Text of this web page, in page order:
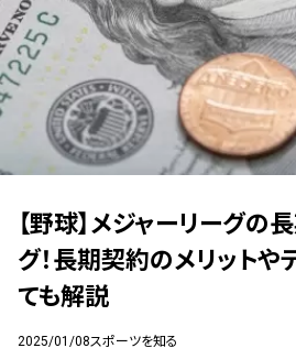
【野球】メジャーリーグの
グ！長期契約のメリットや
ても解説
2025/01/08スポーツを知る